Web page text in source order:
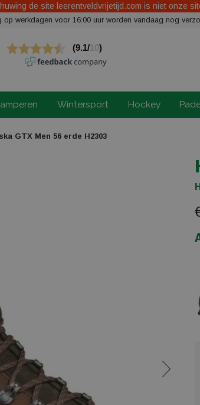
de site leerentveldvrijetijd.com is niet onze
op werkdagen voor 16:00 uur worden vandaag nog
Wintersport Hockey
GTX Men 56 erde H2303